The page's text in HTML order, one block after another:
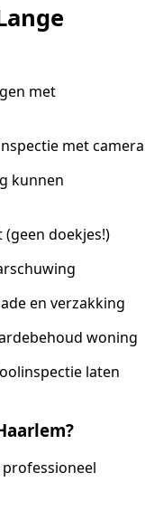
met
met camera
kunnen
doekjes!)
en verzakking
woning
laten